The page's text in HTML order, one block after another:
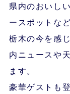
県内のおいし
ースポットなど
栃木の今を感
内ニュースや
ます。
豪華ゲストも